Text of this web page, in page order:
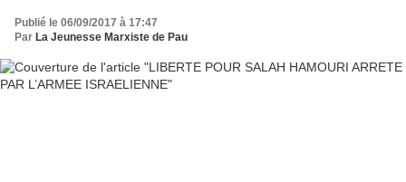
Publié le 06/09/2017 à 17:47
Par La Jeunesse Marxiste de Pau